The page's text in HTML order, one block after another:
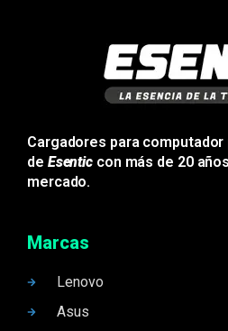
Cargadores para
de Esentic con más de 20
mercado.
Marcas
Lenovo
Asus